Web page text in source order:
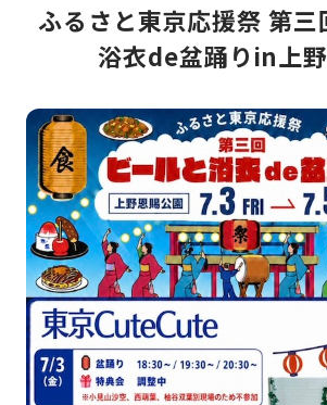
ふるさと東京応援祭 第三
浴衣de盆踊りin上